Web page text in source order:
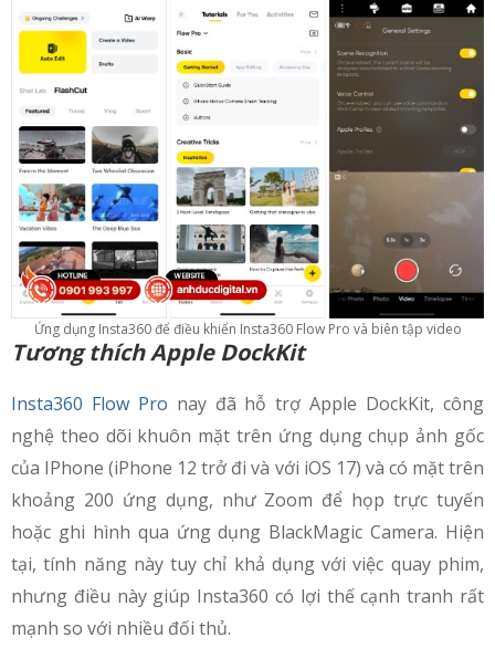
Ứng dụng Insta360 để điều khiển Insta360 Flow Pro và biên tập video
Tương thích Apple DockKit
Insta360 Flow Pro nay đã hỗ trợ Apple DockKit, công
nghệ theo dõi khuôn mặt trên ứng dụng chụp ảnh gốc
của IPhone (iPhone 12 trở đi và với iOS 17) và có mặt trên
khoảng 200 ứng dụng, như Zoom để họp trực tuyến
hoặc ghi hình qua ứng dụng BlackMagic Camera. Hiện
tại, tính năng này tuy chỉ khả dụng với việc quay phim,
nhưng điều này giúp Insta360 có lợi thế cạnh tranh rất
mạnh so với nhiều đối thủ.